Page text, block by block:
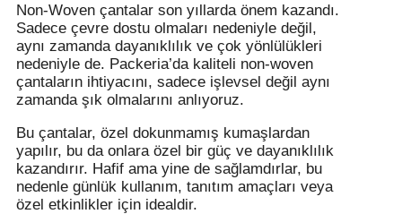
Non-Woven çantalar son yıllarda önem kazandı.
Sadece çevre dostu olmaları nedeniyle değil,
aynı zamanda dayanıklılık ve çok yönlülükleri
nedeniyle de. Packeria’da kaliteli non-woven
çantaların ihtiyacını, sadece işlevsel değil aynı
zamanda şık olmalarını anlıyoruz.
Bu çantalar, özel dokunmamış kumaşlardan
yapılır, bu da onlara özel bir güç ve dayanıklılık
kazandırır. Hafif ama yine de sağlamdırlar, bu
nedenle günlük kullanım, tanıtım amaçları veya
özel etkinlikler için idealdir.